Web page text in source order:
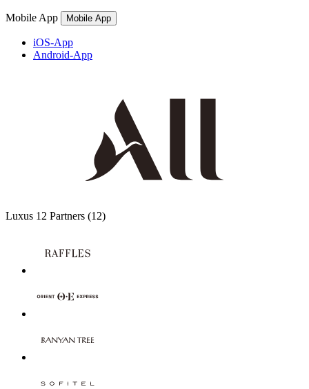
Mobile App Mobile App
iOS-App
Android-App
Luxus 12 Partners (12)